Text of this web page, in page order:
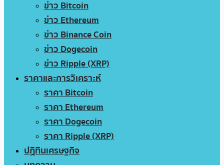
ข่าว Bitcoin
ข่าว Ethereum
ข่าว Binance Coin
ข่าว Dogecoin
ข่าว Ripple (XRP)
ราคาและการวิเคราะห์
ราคา Bitcoin
ราคา Ethereum
ราคา Dogecoin
ราคา Ripple (XRP)
ปฏิทินเศรษฐกิจ